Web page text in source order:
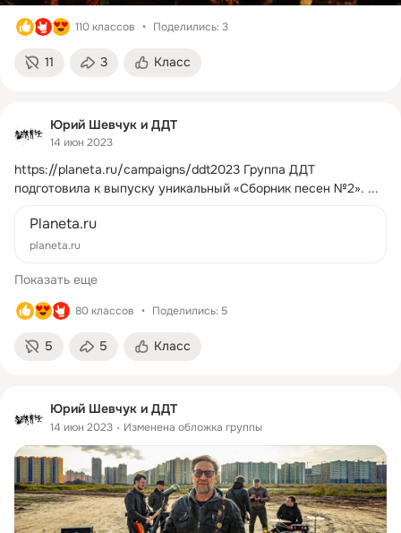
110 классов Поделились: 3
11 3 Класс
Юрий Шевчук и ДДТ
14 июн 2023
https://planeta.ru/campaigns/ddt2023 Группа ДДТ
подготовила к выпуску уникальный «Сборник песен №2». ...
Planeta.ru
planeta.ru
Показать еще
80 классов Поделились: 5
5 5 Класс
Юрий Шевчук и ДДТ
14 июн 2023 Изменена обложка группы